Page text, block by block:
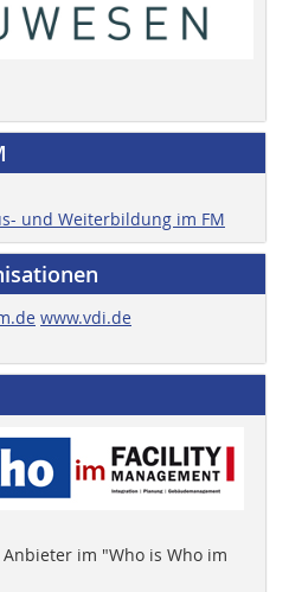
und Weiterbildung im FM
www.vdi.de
im "Who is Who im